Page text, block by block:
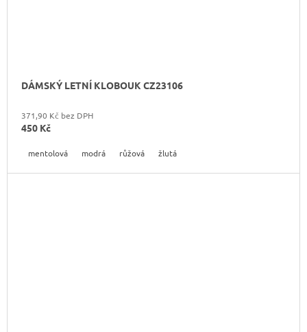
DÁMSKÝ LETNÍ KLOBOUK CZ23106
371,90 Kč bez DPH
450 Kč
mentolová modrá růžová žlutá